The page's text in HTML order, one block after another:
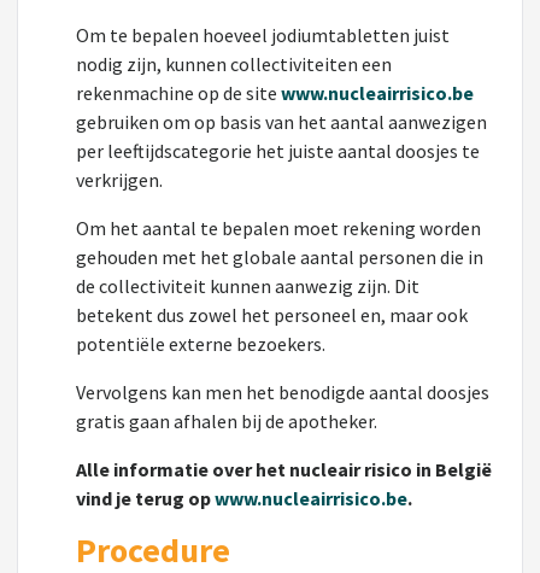
Om te bepalen hoeveel jodiumtabletten juist
nodig zijn, kunnen collectiviteiten een
rekenmachine op de site www.nucleairrisico.be
gebruiken om op basis van het aantal aanwezigen
per leeftijdscategorie het juiste aantal doosjes te
verkrijgen.
Om het aantal te bepalen moet rekening worden
gehouden met het globale aantal personen die in
de collectiviteit kunnen aanwezig zijn. Dit
betekent dus zowel het personeel en, maar ook
potentiële externe bezoekers.
Vervolgens kan men het benodigde aantal doosjes
gratis gaan afhalen bij de apotheker.
Alle informatie over het nucleair risico in België
vind je terug opwww.nucleairrisico.be.
Procedure